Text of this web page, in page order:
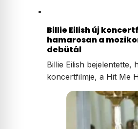
Billie Eilish új
hamarosan a
debütál
Billie Eilish bejelentette,
koncertfilmje, a Hit Me